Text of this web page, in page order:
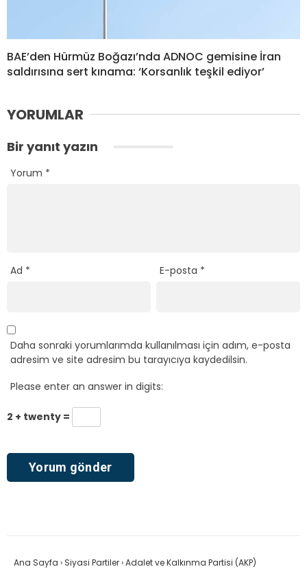
BAE’den Hürmüz Boğazı’nda ADNOC gemisine İran
saldırısına sert kınama: ‘Korsanlık teşkil ediyor’
YORUMLAR
Bir yanıt yazın
Yorum *
Ad * E-posta *
Daha sonraki yorumlarımda kullanılması için adım, e-posta
adresim ve site adresim bu tarayıcıya kaydedilsin.
Please enter an answer in digits:
2 + twenty =
Ana Sayfa › Siyasi Partiler›Adalet ve Kalkınma Partisi (AKP)